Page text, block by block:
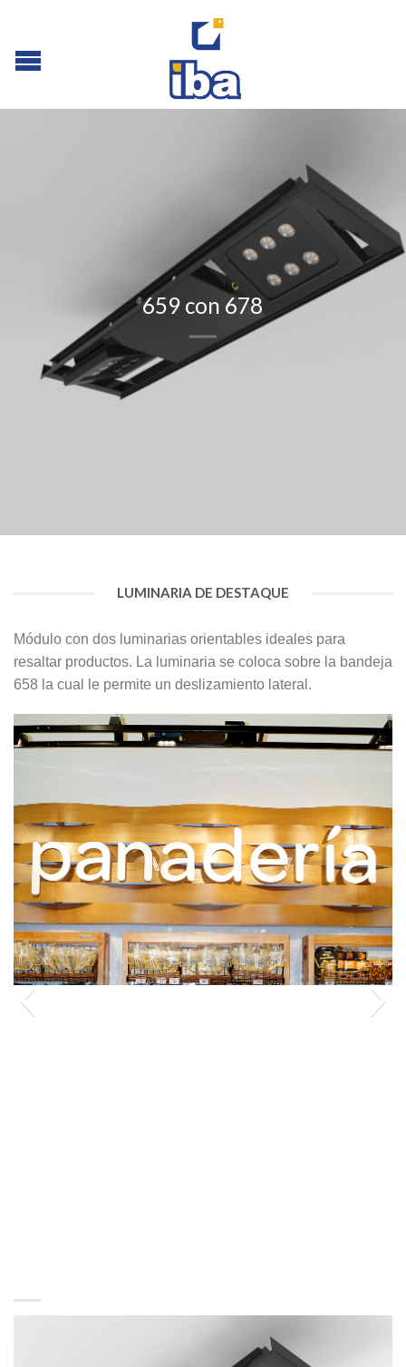
659 con 678
LUMINARIA DE DESTAQUE
Módulo con dos luminarias orientables ideales para
resaltar productos. La luminaria se coloca sobre la bandeja
658 la cual le permite un deslizamiento lateral.